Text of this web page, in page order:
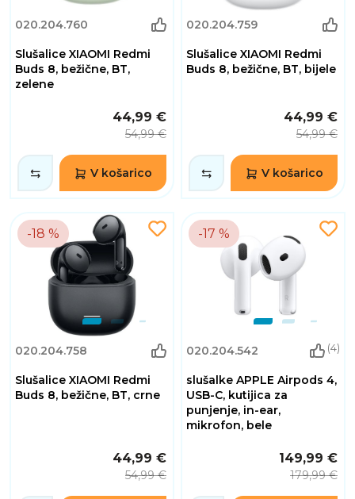
020.204.760
Slušalice XIAOMI Redmi
Buds 8, bežične, BT,
zelene
44,99 €
54,99 €
V košarico
020.204.759
Slušalice XIAOMI Redmi
Buds 8, bežične, BT, bijele
44,99 €
54,99 €
V košarico
-18 %
020.204.758
Slušalice XIAOMI Redmi
Buds 8, bežične, BT, crne
44,99 €
54,99 €
-17 %
020.204.542 (4)
slušalke APPLE Airpods 4,
USB-C, kutijica za
punjenje, in-ear,
mikrofon, bele
149,99 €
179,99 €